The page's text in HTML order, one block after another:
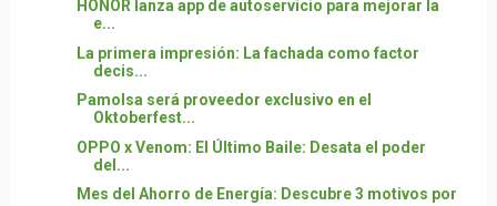
HONOR lanza app de autoservicio para mejorar la
e...
La primera impresión: La fachada como factor
decis...
Pamolsa será proveedor exclusivo en el
Oktoberfest...
OPPO x Venom: El Último Baile: Desata el poder
del...
Mes del Ahorro de Energía: Descubre 3 motivos por